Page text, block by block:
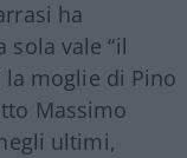
ha
sola vale “il
moglie di Pino
Massimo
ultimi,